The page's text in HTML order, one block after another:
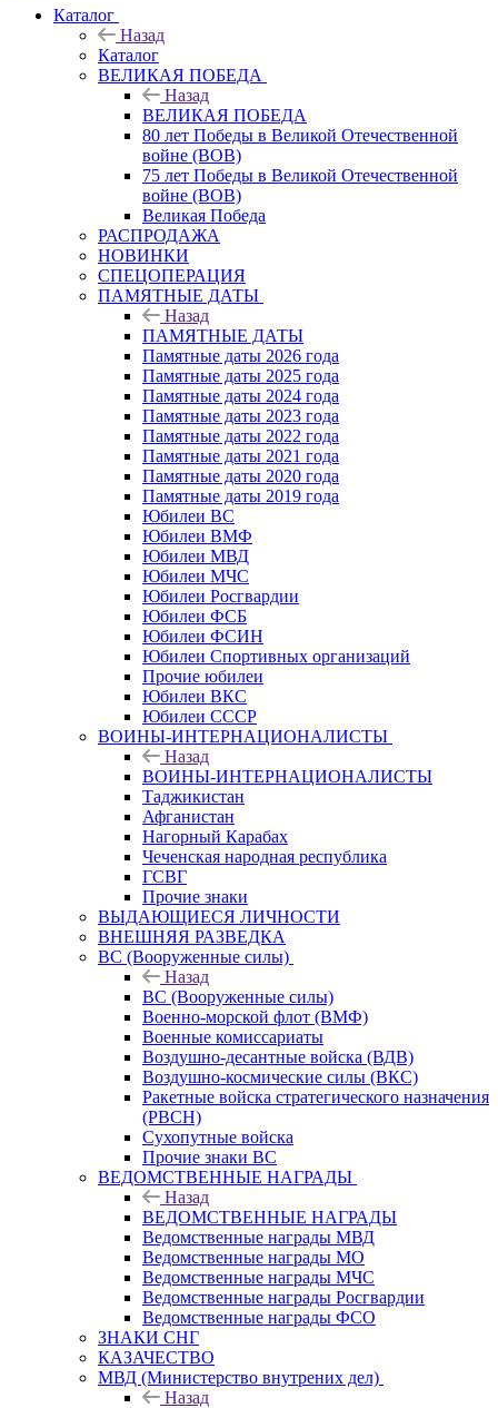
Каталог
Назад
Каталог
ВЕЛИКАЯ ПОБЕДА
Назад
ВЕЛИКАЯ ПОБЕДА
80 лет Победы в Великой Отечественной
войне (ВОВ)
75 лет Победы в Великой Отечественной
войне (ВОВ)
Великая Победа
РАСПРОДАЖА
НОВИНКИ
СПЕЦОПЕРАЦИЯ
ПАМЯТНЫЕ ДАТЫ
Назад
ПАМЯТНЫЕ ДАТЫ
Памятные даты 2026 года
Памятные даты 2025 года
Памятные даты 2024 года
Памятные даты 2023 года
Памятные даты 2022 года
Памятные даты 2021 года
Памятные даты 2020 года
Памятные даты 2019 года
Юбилеи ВС
Юбилеи ВМФ
Юбилеи МВД
Юбилеи МЧС
Юбилеи Росгвардии
Юбилеи ФСБ
Юбилеи ФСИН
Юбилеи Спортивных организаций
Прочие юбилеи
Юбилеи ВКС
Юбилеи СССР
ВОИНЫ-ИНТЕРНАЦИОНАЛИСТЫ
Назад
ВОИНЫ-ИНТЕРНАЦИОНАЛИСТЫ
Таджикистан
Афганистан
Нагорный Карабах
Чеченская народная республика
ГСВГ
Прочие знаки
ВЫДАЮЩИЕСЯ ЛИЧНОСТИ
ВНЕШНЯЯ РАЗВЕДКА
ВС (Вооруженные силы)
Назад
ВС (Вооруженные силы)
Военно-морской флот (ВМФ)
Военные комиссариаты
Воздушно-десантные войска (ВДВ)
Воздушно-космические силы (ВКС)
Ракетные войска стратегического назначения
(РВСН)
Сухопутные войска
Прочие знаки ВС
ВЕДОМСТВЕННЫЕ НАГРАДЫ
Назад
ВЕДОМСТВЕННЫЕ НАГРАДЫ
Ведомственные награды МВД
Ведомственные награды МО
Ведомственные награды МЧС
Ведомственные награды Росгвардии
Ведомственные награды ФСО
ЗНАКИ СНГ
КАЗАЧЕСТВО
МВД (Министерство внутрених дел)
Назад